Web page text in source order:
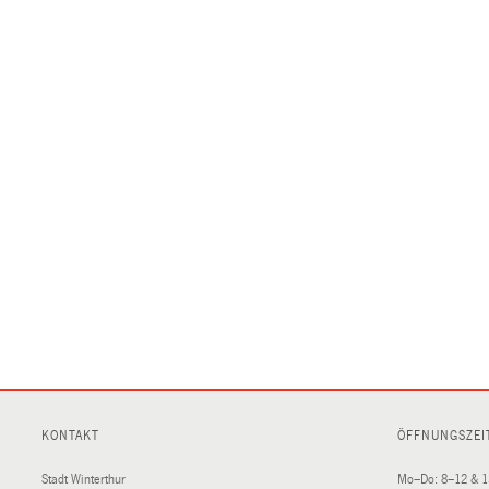
KONTAKT
Stadt Winterthur Mo–Do: 8–12 &